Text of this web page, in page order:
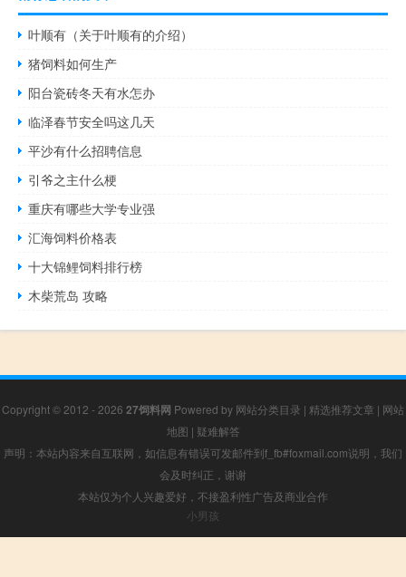
叶顺有（关于叶顺有的介绍）
猪饲料如何生产
阳台瓷砖冬天有水怎办
临泽春节安全吗这几天
平沙有什么招聘信息
引爷之主什么梗
重庆有哪些大学专业强
汇海饲料价格表
十大锦鲤饲料排行榜
木柴荒岛 攻略
Copyright © 2012 - 2026 27饲料网 Powered by 网站分类目录 | 精选推荐文章 | 网站
地图 | 疑难解答
声明：本站内容来自互联网，如信息有错误可发邮件到f_fb#foxmail.com说明，我们
会及时纠正，谢谢
本站仅为个人兴趣爱好，不接盈利性广告及商业合作
小男孩